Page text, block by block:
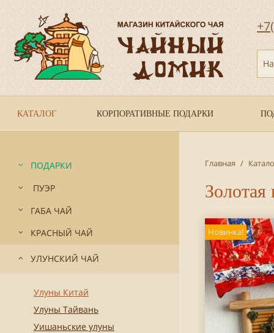
КАТАЛОГ КОРПОРАТИВНЫЕ ПОДАРКИ
ПОДАРКИ
ПУЭР
ГАБА ЧАЙ
КРАСНЫЙ ЧАЙ
УЛУНСКИЙ ЧАЙ
Улуны Китай
Улуны Тайвань
Уишаньские улуны
Главная /
Новинка!